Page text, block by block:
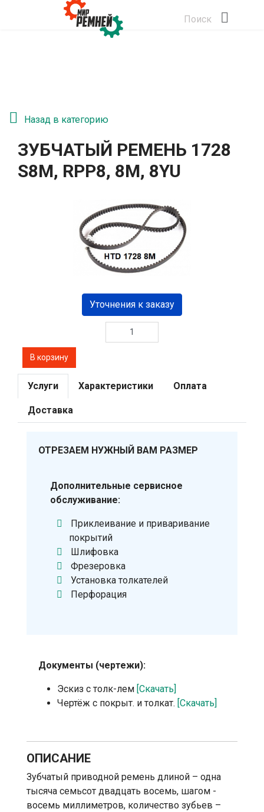
Поиск
Назад в категорию
ЗУБЧАТЫЙ РЕМЕНЬ 1728
S8M, RPP8, 8М, 8YU
Уточнения к заказу
Услуги Характеристики Оплата
Доставка
ОТРЕЗАЕМ НУЖНЫЙ ВАМ РАЗМЕР
Дополнительные сервисное
обслуживание:
Приклеивание и приваривание
покрытий
Шлифовка
Фрезеровка
Установка толкателей
Перфорация
Документы (чертежи):
Эскиз с толк-лем [Скачать]
Чертёж с покрыт. и толкат. [Скачать]
ОПИСАНИЕ
Зубчатый приводной ремень длиной – одна
тысяча семьсот двадцать восемь, шагом -
восемь миллиметров, количество зубьев –